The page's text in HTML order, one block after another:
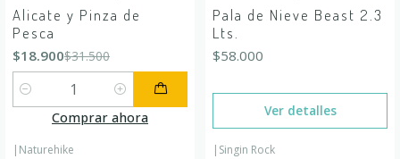
Alicate y Pinza de
Pesca
$18.900$31.500
Cantidad
Comprar ahora
Pala de Nieve Beast 2.3
Lts.
$58.000
Ver detalles
| Naturehike | Singin Rock